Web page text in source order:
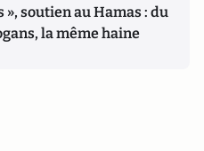
», soutien au Hamas : du
la même haine